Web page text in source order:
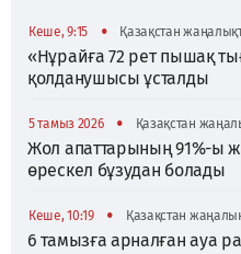
Кеше, 9:15 • Қазақстан
«Нұрайға 72 рет пышақ
қолданушысы ұсталды
5 тамыз 2026 • Қазақстан
Жол апаттарының 91%-ы
өрескел бұзудан болады
Кеше, 10:19 • Қазақстан
6 тамызға арналған ауа